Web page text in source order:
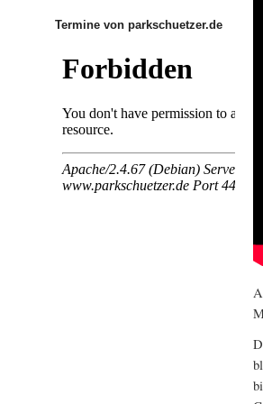
Termine von parkschuetzer.de